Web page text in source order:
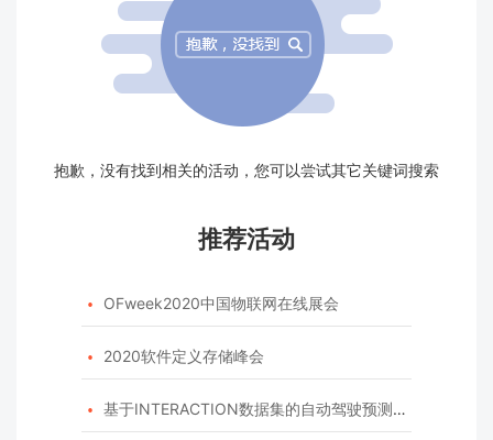
抱歉，没有找到相关的活动，您可以尝试其它关键词搜索
推荐活动
 OFweek2020中国物联网在线展会
 2020软件定义存储峰会
 基于INTERACTION数据集的自动驾驶预测模型挑战赛